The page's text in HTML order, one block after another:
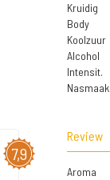
Kruidig
Body
Koolzuur
Alcohol
Intensit.
Nasmaak
7,9
Review
Aroma